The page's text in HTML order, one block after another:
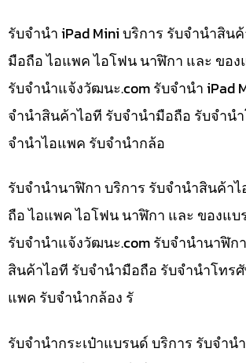
รับจำนำ iPad Mini บริการ รับจำนำสิน
มือถือ ไอแพค ไอโฟน นาฬิกา และ ของ
รับจํานําแจ้งวัฒนะ.com รับจำนำ iPad
จำนำสินค้าไอที รับจำนำมือถือ รับจำน
จำนำไอแพค รับจำนำกล้อ
รับจำนำนาฬิกา บริการ รับจำนำสินค้า
ถือ ไอแพค ไอโฟน นาฬิกา และ ของแบ
รับจํานําแจ้งวัฒนะ.com รับจำนำนาฬิก
สินค้าไอที รับจำนำมือถือ รับจำนำโทร
แพค รับจำนำกล้อง รั
รับจำนำกระเป๋าแบรนด์ บริการ รับจำน